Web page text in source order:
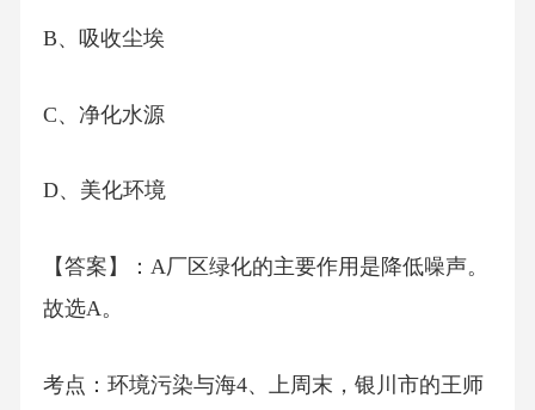
B、吸收尘埃
C、净化水源
D、美化环境
【答案】：A厂区绿化的主要作用是降低噪声。
故选A。
考点：环境污染与海4、上周末，银川市的王师